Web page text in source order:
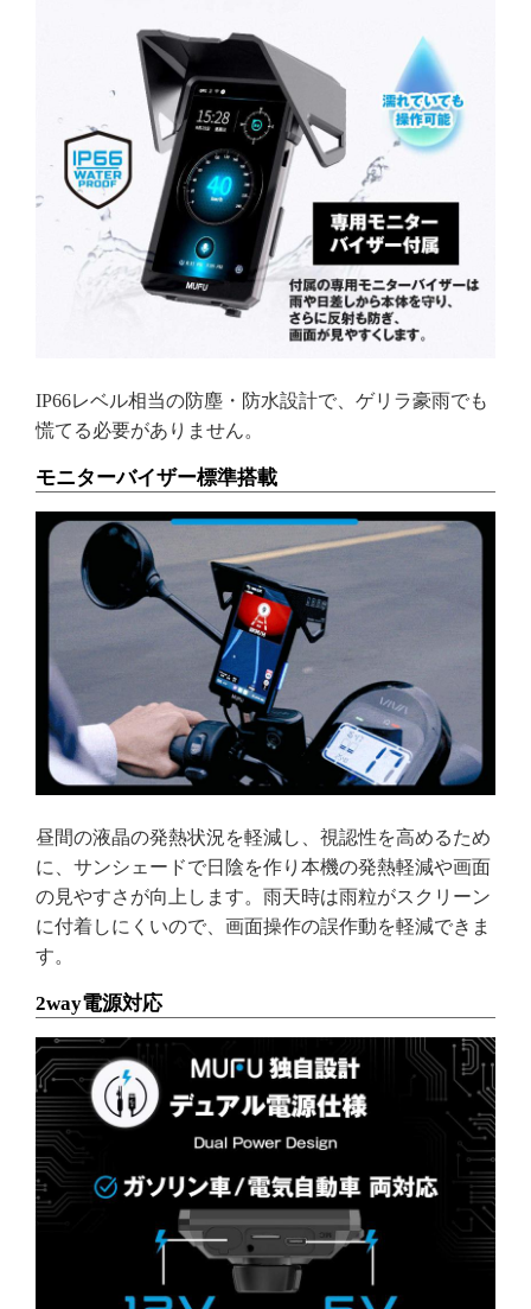
IP66レベル相当の防塵・防水設計で、ゲリラ豪雨でも
慌てる必要がありません。
モニターバイザー標準搭載
昼間の液晶の発熱状況を軽減し、視認性を高めるため
に、サンシェードで日陰を作り本機の発熱軽減や画面
の見やすさが向上します。雨天時は雨粒がスクリーン
に付着しにくいので、画面操作の誤作動を軽減できま
す。
2way電源対応